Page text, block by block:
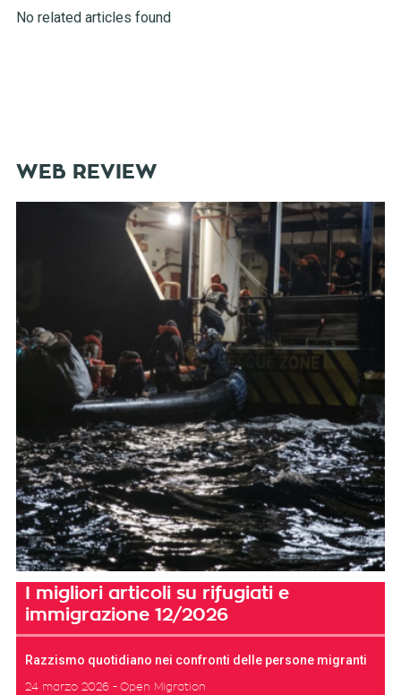
No related articles found
WEB REVIEW
I migliori articoli su rifugiati e
immigrazione 12/2026
Razzismo quotidiano nei confronti delle persone migranti
24 marzo 2026 Open Migration